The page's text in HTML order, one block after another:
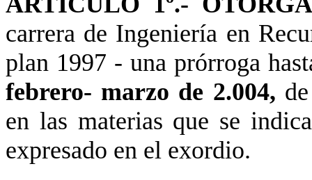
carrera de Ingeniería en
plan 1997 - una prórroga
febrero- marzo de 2.004, de
en las materias que se
expresado en el exordio.